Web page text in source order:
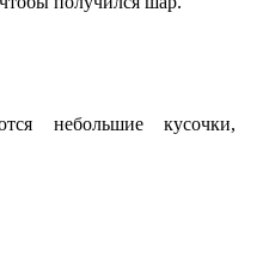
небольшие кусочки,